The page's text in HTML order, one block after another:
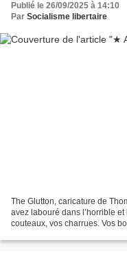
Publié le 26/09/2025 à 14:10
Par Socialisme libertaire
The Glutton, caricature de
avez labouré dans l’horrible et
couteaux, vos charrues. Vos